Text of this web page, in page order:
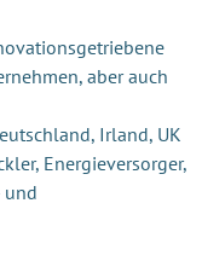
aber auch
Irland, UK
Energieversorger,
und